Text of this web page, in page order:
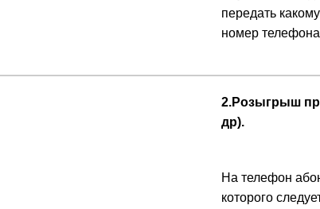
передать
номер
2.Розыгрыш
др).
На телефон
которого